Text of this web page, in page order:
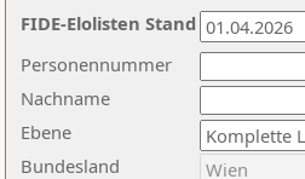
Nachname
Ebene
Personennummer
Bundesland
FIDE-Elolisten Stand